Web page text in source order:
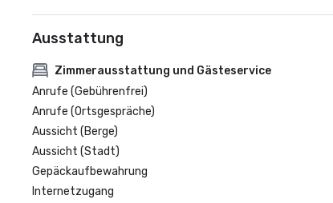
Ausstattung
Zimmerausstattung und Gästeservice
Anrufe (Gebührenfrei)
Anrufe (Ortsgespräche)
Aussicht (Berge)
Aussicht (Stadt)
Gepäckaufbewahrung
Internetzugang